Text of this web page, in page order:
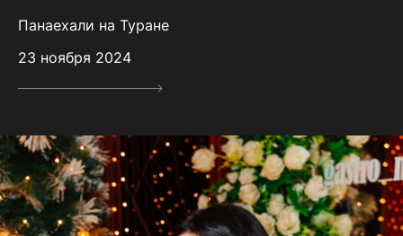
Панаехали на Туране
23 ноября 2024